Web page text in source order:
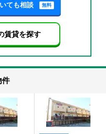
ても相談
無料
賃貸を探す
件